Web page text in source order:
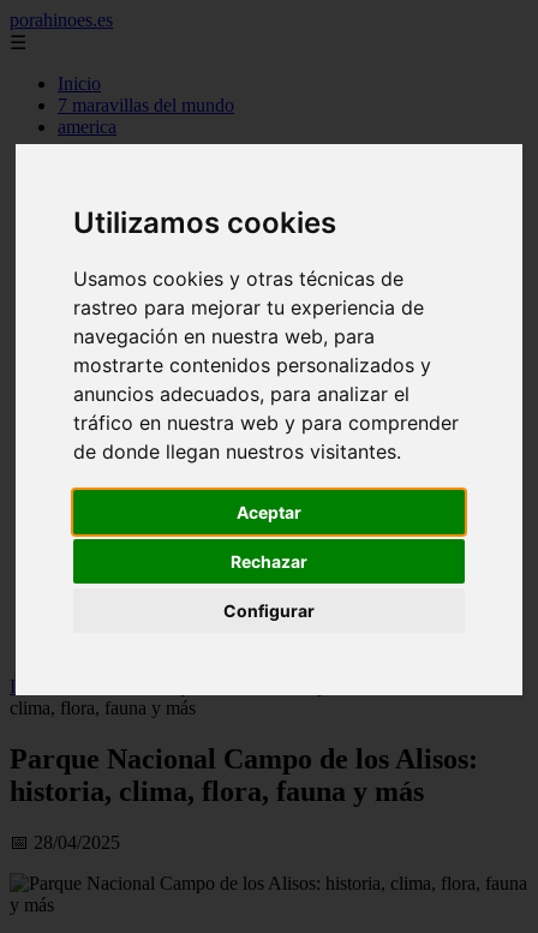
Utilizamos cookies
Usamos cookies y otras técnicas de
rastreo para mejorar tu experiencia de
navegación en nuestra web, para
mostrarte contenidos personalizados y
anuncios adecuados, para analizar el
tráfico en nuestra web y para comprender
de donde llegan nuestros visitantes.
Aceptar
Rechazar
Configurar
porahinoes.es
☰
Inicio
7 maravillas del mundo
america
arena
c cordoba
c entre rios
c mendoza
c neuquen
c provincias
c rio negro
c santa fe
c tierra de fuego
c tucuman
c zona austral
carmen
destinos
lanzarote
monumentos
Inicio
clima, flora, fauna y más
Parque Nacional Campo de los Alisos:
historia, clima, flora, fauna y más
📅 28/04/2025